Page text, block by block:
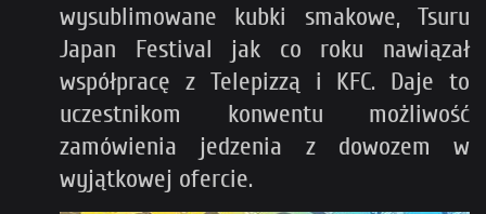
wysublimowane kubki smakowe, Tsuru
Japan Festival jak co roku nawiązał
współpracę z Telepizzą i KFC. Daje to
uczestnikom konwentu możliwość
zamówienia jedzenia z dowozem w
wyjątkowej ofercie.